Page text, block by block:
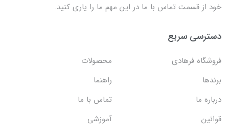
خود از قسمت تماس با ما در این مهم ما را یاری کنید.
دسترسی سریع
فروشگاه فرهادی
محصولات
برندها
راهنما
درباره ما
تماس با ما
قوانین
آموزشی